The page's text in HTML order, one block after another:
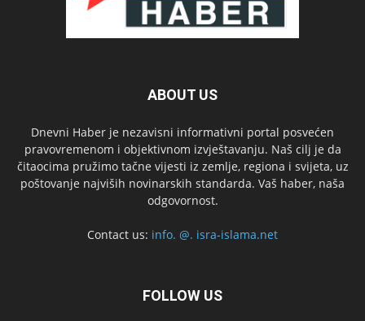
ABOUT US
Dnevni Haber je nezavisni informativni portal posvećen
pravovremenom i objektivnom izvještavanju. Naš cilj je da
čitaocima pružimo tačne vijesti iz zemlje, regiona i svijeta, uz
poštovanje najviših novinarskih standarda. Vaš haber, naša
odgovornost.
Contact us: info. @. isra-islama.net
FOLLOW US